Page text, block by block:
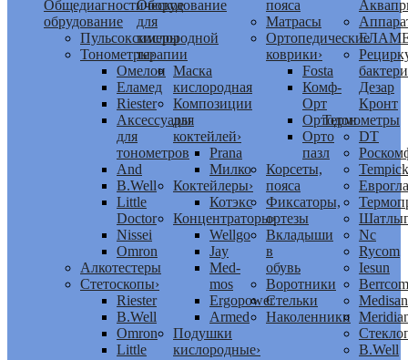
Общедиагностическое
обрудование
Пульсоксимеры
Тонометры›
Омелон
Еламед
Riester
Аксессуары
для
тонометров
And
B.Well
Little
Doctor
Nissei
Omron
Алкотестеры
Стетоскопы›
Riester
B.Well
Omron
Little
Оборудование
для
кислородной
терапии
Маска
кислородная
Композиции
для
коктейлей›
Prana
Милко
Коктейлеры›
Котэкс
Концентраторы›
Wellgo
Jay
Med-
mos
Ergopower
Armed
Подушки
кислородные›
пояса
Матрасы
Ортопедические
коврики›
Fosta
Комф-
Орт
Ортодон
Орто
пазл
Корсеты,
пояса
Фиксаторы,
ортезы
Вкладыши
в
обувь
Воротники
Стельки
Наколенники
Дезар
Кронт
Термометры
DT
Tempick
Nc
Rycom
Iesun
Berrcom
B.Well